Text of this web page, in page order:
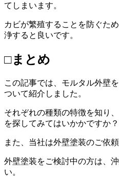
てしまいます。
カビが繁殖することを防ぐた
浄すると良いです。
□まとめ
この記事では、モルタル外壁
ついて紹介しました。
それぞれの種類の特徴を知り
を探してみてはいかかですか？
また、当社は外壁塗装のご依
外壁塗装をご検討中の方は、
い。